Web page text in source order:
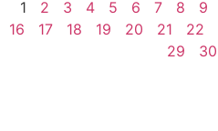
1 2 3 4 5 6 7 8 9
16
17 18 19 20 21 22
29
30